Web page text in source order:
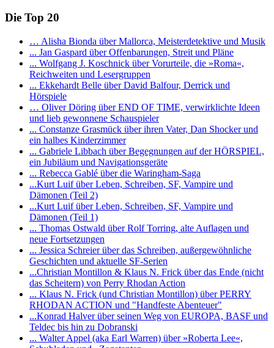
Die Top 20
… Alisha Bionda über Mallorca, Meisterdetektive und Musik
... Jan Gaspard über Offenbarungen, Streit und Pläne
... Wolfgang J. Koschnick über Vorurteile, die »Roma«,
Reichweiten und Lesergruppen
... Ekkehardt Belle über David Balfour, Derrick und
Hörspiele
… Oliver Döring über END OF TIME, verwirklichte Ideen
und lieb gewonnene Schauspieler
... Constanze Grasmück über ihren Vater, Dan Shocker und
ein halbes Kinderzimmer
... Gabriele Libbach über Begegnungen auf der HÖRSPIEL,
ein Jubiläum und Navigationsgeräte
... Rebecca Gablé über die Waringham-Saga
...Kurt Luif über Leben, Schreiben, SF, Vampire und
Dämonen (Teil 2)
...Kurt Luif über Leben, Schreiben, SF, Vampire und
Dämonen (Teil 1)
... Thomas Ostwald über Rolf Torring, alte Auflagen und
neue Fortsetzungen
... Jessica Schreier über das Schreiben, außergewöhnliche
Geschichten und aktuelle SF-Serien
...Christian Montillon & Klaus N. Frick über das Ende (nicht
das Scheitern) von Perry Rhodan Action
... Klaus N. Frick (und Christian Montillon) über PERRY
RHODAN ACTION und "Handfeste Abenteuer"
...Konrad Halver über seinen Weg von EUROPA, BASF und
Teldec bis hin zu Dobranski
... Walter Appel (aka Earl Warren) über »Roberta Lee«,